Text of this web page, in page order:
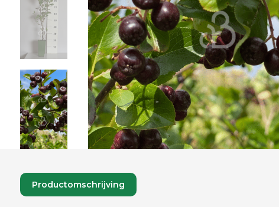
Productomschrijving